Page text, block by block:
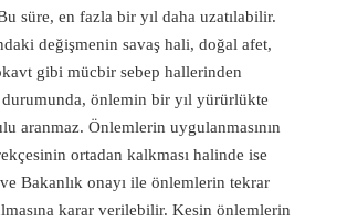
süre, en fazla bir yıl daha uzatılabilir.
değişmenin savaş hali, doğal afet,
gibi mücbir sebep hallerinden
durumunda, önlemin bir yıl yürürlükte
aranmaz. Önlemlerin uygulanmasının
ortadan kalkması halinde ise
Bakanlık onayı ile önlemlerin tekrar
karar verilebilir. Kesin önlemlerin